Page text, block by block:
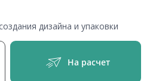
дизайна и упаковки
На расчет